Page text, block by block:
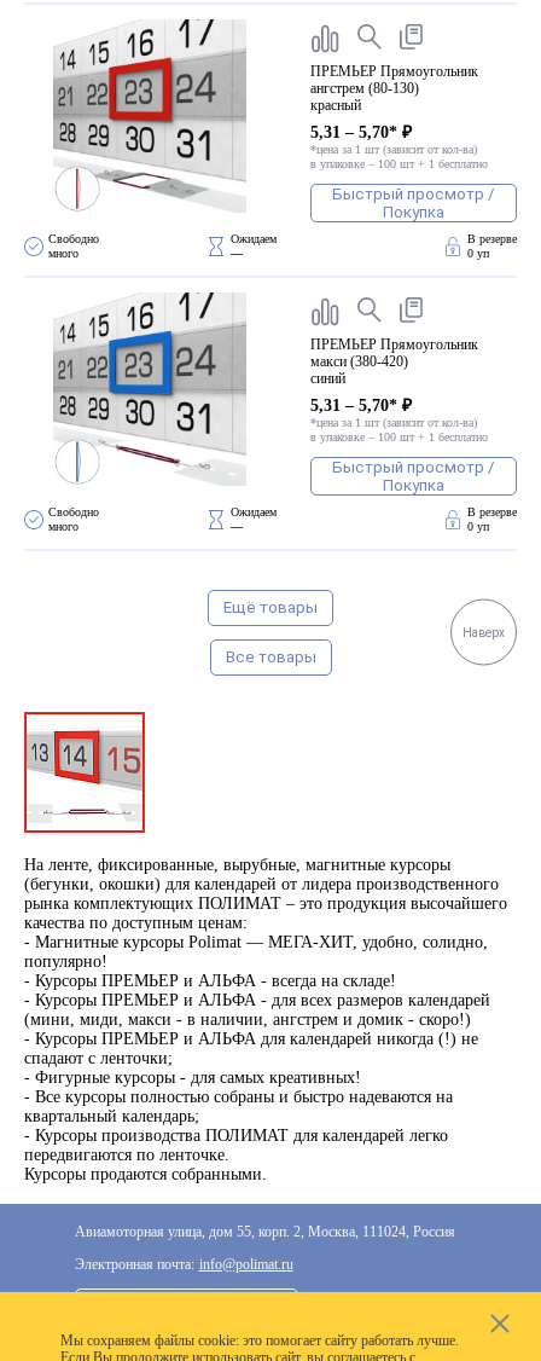
ПРЕМЬЕР Прямоугольник
ангстрем (80-130)
красный
5,31 – 5,70* ₽
*цена за 1 шт (зависит от кол-ва)
в упаковке – 100 шт + 1 бесплатно
Быстрый просмотр /
Покупка
Свободно
много
Ожидаем
—
В резерве
0 уп
ПРЕМЬЕР Прямоугольник
макси (380-420)
синий
5,31 – 5,70* ₽
*цена за 1 шт (зависит от кол-ва)
в упаковке – 100 шт + 1 бесплатно
Быстрый просмотр /
Покупка
Свободно
много
Ожидаем
—
В резерве
0 уп
Ещё товары
Все товары
Наверх
На ленте, фиксированные, вырубные, магнитные курсоры
(бегунки, окошки) для календарей от лидера производственного
рынка комплектующих ПОЛИМАТ – это продукция высочайшего
качества по доступным ценам:
- Магнитные курсоры Polimat — МЕГА-ХИТ, удобно, солидно,
популярно!
- Курсоры ПРЕМЬЕР и АЛЬФА - всегда на складе!
- Курсоры ПРЕМЬЕР и АЛЬФА - для всех размеров календарей
(мини, миди, макси - в наличии, ангстрем и домик - скоро!)
- Курсоры ПРЕМЬЕР и АЛЬФА для календарей никогда (!) не
спадают с ленточки;
- Фигурные курсоры - для самых креативных!
- Все курсоры полностью собраны и быстро надеваются на
квартальный календарь;
- Курсоры производства ПОЛИМАТ для календарей легко
передвигаются по ленточке.
Курсоры продаются собранными.
Авиамоторная улица, дом 55, корп. 2, Москва, 111024, Россия
Электронная почта: info@polimat.ru
2020–2026 © Компания «Полимат»: ООО «Все для
Мы cохраняем файлы cookie: это помогает сайту работать лучше.
Если Вы продолжите использовать сайт, вы соглашаетесь с